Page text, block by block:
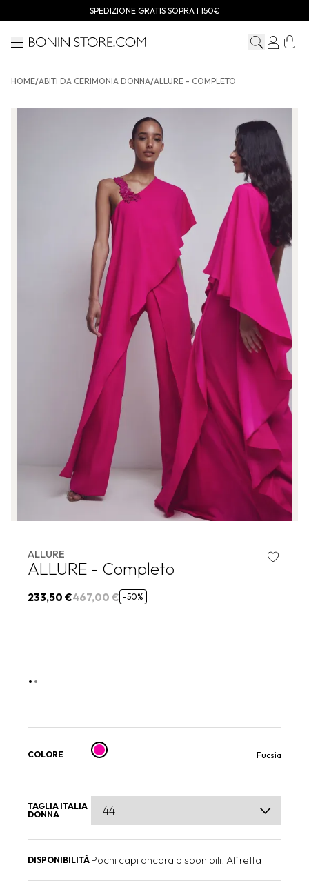
SPEDIZIONE GRATIS SOPRA I 150€
MenuBonini store
HOME/ABITI DA CERIMONIA DONNA/ALLURE - COMPLETO
ALLURE
ALLURE - Completo
233,50 €467,00 € -50%
COLORE Fucsia
TAGLIA ITALIA
DONNA
DISPONIBILITÀ Pochi capi ancora disponibili. Affrettati